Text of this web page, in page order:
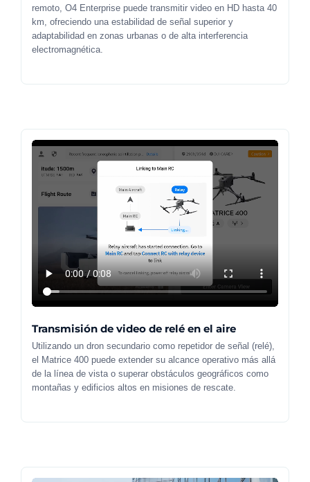
remoto, O4 Enterprise puede transmitir video en HD hasta 40
km, ofreciendo una estabilidad de señal superior y
adaptabilidad en zonas urbanas o de alta interferencia
electromagnética.
Transmisión de video de relé en el aire
Utilizando un dron secundario como repetidor de señal (relé),
el Matrice 400 puede extender su alcance operativo más allá
de la línea de vista o superar obstáculos geográficos como
montañas y edificios altos en misiones de rescate.